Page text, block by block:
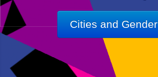
Cities and Gender